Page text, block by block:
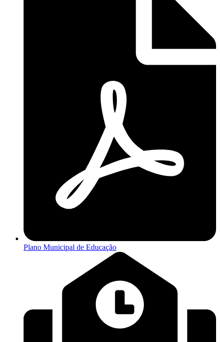
Plano Municipal de Educação